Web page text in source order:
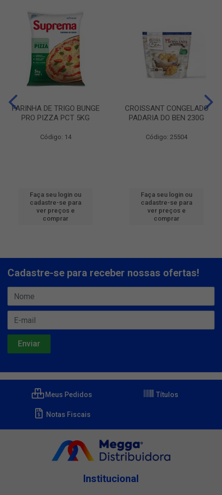
FARINHA DE TRIGO BUNGE
PRO PIZZA PCT 5KG
Código: 14
Faça seu login ou
cadastre-se para
ver preços e
comprar
CROISSANT CONGELADO
PADARIA DO BEN 230G
Código: 25504
Faça seu login ou
cadastre-se para
ver preços e
comprar
Cadastre-se para receber nossas ofertas!
Meus Pedidos Títulos
Notas Fiscais
Institucional